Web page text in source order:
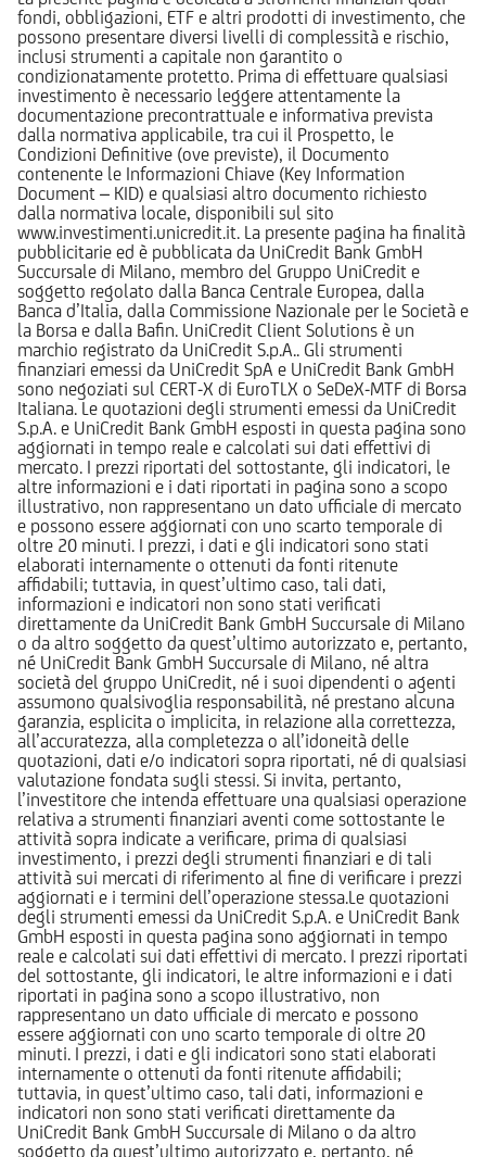
fondi, obbligazioni, ETF e altri prodotti di investimento, che
possono presentare diversi livelli di complessità e rischio,
inclusi strumenti a capitale non garantito o
condizionatamente protetto. Prima di effettuare qualsiasi
investimento è necessario leggere attentamente la
documentazione precontrattuale e informativa prevista
dalla normativa applicabile, tra cui il Prospetto, le
Condizioni Definitive (ove previste), il Documento
contenente le Informazioni Chiave (Key Information
Document – KID) e qualsiasi altro documento richiesto
dalla normativa locale, disponibili sul sito
www.investimenti.unicredit.it. La presente pagina ha finalità
pubblicitarie ed è pubblicata da UniCredit Bank GmbH
Succursale di Milano, membro del Gruppo UniCredit e
soggetto regolato dalla Banca Centrale Europea, dalla
Banca d’Italia, dalla Commissione Nazionale per le Società e
la Borsa e dalla Bafin. UniCredit Client Solutions è un
marchio registrato da UniCredit S.p.A.. Gli strumenti
finanziari emessi da UniCredit SpA e UniCredit Bank GmbH
sono negoziati sul CERT-X di EuroTLX o SeDeX-MTF di Borsa
Italiana. Le quotazioni degli strumenti emessi da UniCredit
S.p.A. e UniCredit Bank GmbH esposti in questa pagina sono
aggiornati in tempo reale e calcolati sui dati effettivi di
mercato. I prezzi riportati del sottostante, gli indicatori, le
altre informazioni e i dati riportati in pagina sono a scopo
illustrativo, non rappresentano un dato ufficiale di mercato
e possono essere aggiornati con uno scarto temporale di
oltre 20 minuti. I prezzi, i dati e gli indicatori sono stati
elaborati internamente o ottenuti da fonti ritenute
affidabili; tuttavia, in quest’ultimo caso, tali dati,
informazioni e indicatori non sono stati verificati
direttamente da UniCredit Bank GmbH Succursale di Milano
o da altro soggetto da quest’ultimo autorizzato e, pertanto,
né UniCredit Bank GmbH Succursale di Milano, né altra
società del gruppo UniCredit, né i suoi dipendenti o agenti
assumono qualsivoglia responsabilità, né prestano alcuna
garanzia, esplicita o implicita, in relazione alla correttezza,
all’accuratezza, alla completezza o all’idoneità delle
quotazioni, dati e/o indicatori sopra riportati, né di qualsiasi
valutazione fondata sugli stessi. Si invita, pertanto,
l’investitore che intenda effettuare una qualsiasi operazione
relativa a strumenti finanziari aventi come sottostante le
attività sopra indicate a verificare, prima di qualsiasi
investimento, i prezzi degli strumenti finanziari e di tali
attività sui mercati di riferimento al fine di verificare i prezzi
aggiornati e i termini dell’operazione stessa.Le quotazioni
degli strumenti emessi da UniCredit S.p.A. e UniCredit Bank
GmbH esposti in questa pagina sono aggiornati in tempo
reale e calcolati sui dati effettivi di mercato. I prezzi riportati
del sottostante, gli indicatori, le altre informazioni e i dati
riportati in pagina sono a scopo illustrativo, non
rappresentano un dato ufficiale di mercato e possono
essere aggiornati con uno scarto temporale di oltre 20
minuti. I prezzi, i dati e gli indicatori sono stati elaborati
internamente o ottenuti da fonti ritenute affidabili;
tuttavia, in quest’ultimo caso, tali dati, informazioni e
indicatori non sono stati verificati direttamente da
UniCredit Bank GmbH Succursale di Milano o da altro
soggetto da quest’ultimo autorizzato e, pertanto, né